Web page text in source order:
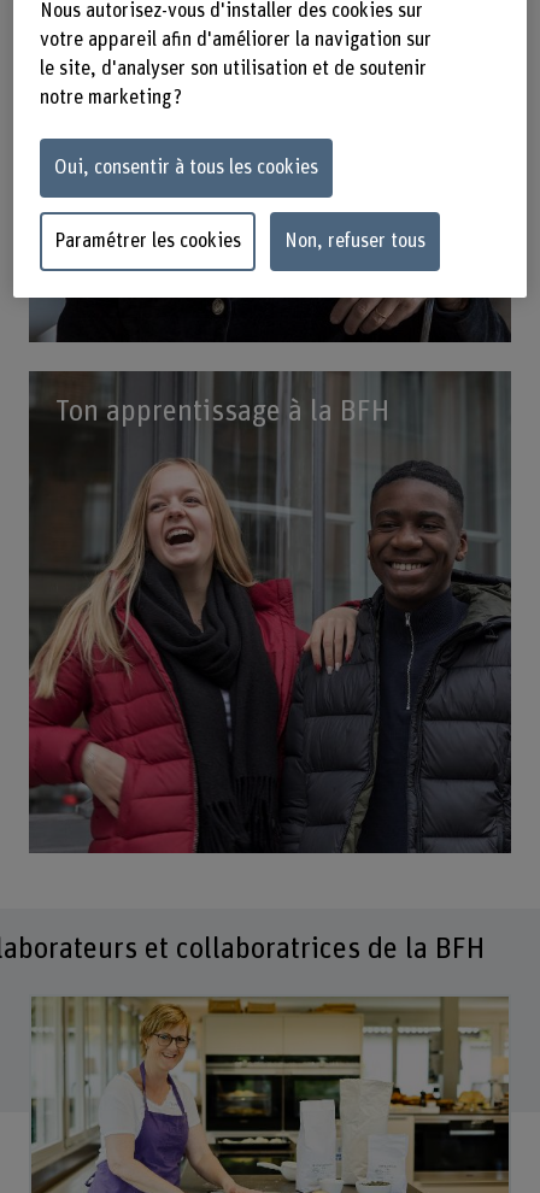
Ton apprentissage à la BFH
et collaboratrices de la BFH
Nous autorisez-vous d'installer des cookies sur
votre appareil afin d'améliorer la navigation sur
le site, d'analyser son utilisation et de soutenir
notre marketing ?
Oui, consentir à tous les cookies
Paramétrer les cookies Non, refuser tous